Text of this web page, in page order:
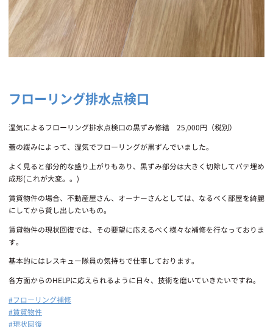
フローリング排水点検口
湿気によるフローリング排水点検口の黒ずみ修繕 25,000円（税別）
蓋の緩みによって、湿気でフローリングが黒ずんでいました。
よく見ると部分的な盛り上がりもあり、黒ずみ部分は大きく切除してパテ埋め
成形(これが大変。。)
賃貸物件の場合、不動産屋さん、オーナーさんとしては、なるべく部屋を綺麗
にしてから貸し出したいもの。
賃貸物件の現状回復では、その要望に応えるべく様々な補修を行なっておりま
す。
基本的にはレスキュー隊員の気持ちで仕事しております。
各方面からのHELPに応えられるように日々、技術を磨いていきたいですね。
#フローリング補修
#賃貸物件
#現状回復